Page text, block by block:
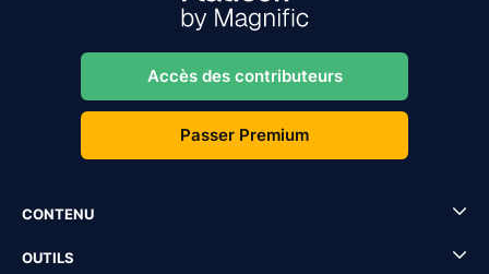
Accès des contributeurs
Passer Premium
CONTENU
OUTILS